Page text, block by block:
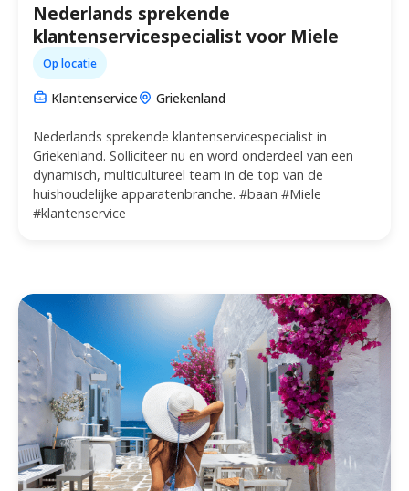
Nederlands sprekende
klantenservicespecialist voor Miele
Op locatie
Klantenservice Griekenland
Nederlands sprekende klantenservicespecialist in
Griekenland. Solliciteer nu en word onderdeel van een
dynamisch, multicultureel team in de top van de
huishoudelijke apparatenbranche. #baan #Miele
#klantenservice